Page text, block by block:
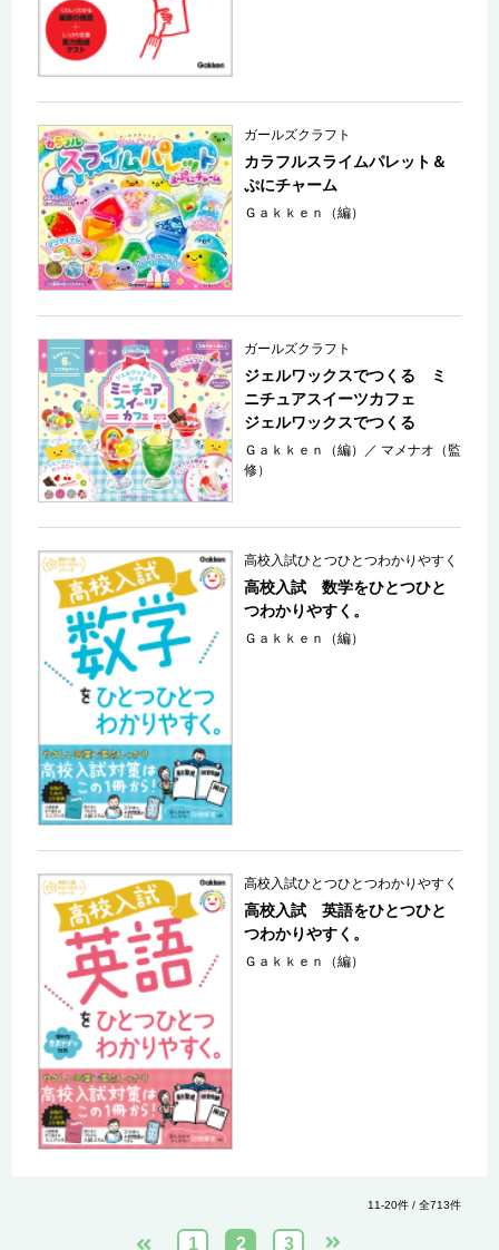
ガールズクラフト
カラフルスライムパレット＆
ぷにチャーム
Ｇａｋｋｅｎ（編）
ガールズクラフト
ジェルワックスでつくる ミ
ニチュアスイーツカフェ
ジェルワックスでつくる
Ｇａｋｋｅｎ（編） ／ マメナオ（監
修）
高校入試ひとつひとつわかりやすく
高校入試 数学をひとつひと
つわかりやすく。
Ｇａｋｋｅｎ（編）
高校入試ひとつひとつわかりやすく
高校入試 英語をひとつひと
つわかりやすく。
Ｇａｋｋｅｎ（編）
11-20件 / 全713件
1 2 3